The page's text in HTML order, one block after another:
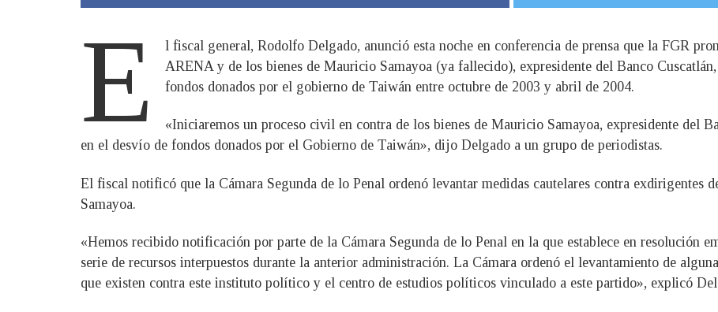
E
l fiscal general, Rodolfo Delgado, anunció esta noche en conferencia de prensa que la FGR
ARENA y de los bienes de Mauricio Samayoa (ya fallecido), expresidente del Banco
fondos donados por el gobierno de Taiwán entre octubre de 2003 y abril de 2004.
«Iniciaremos un proceso civil en contra de los bienes de Mauricio Samayoa, expresidente del
en el desvío de fondos donados por el Gobierno de Taiwán», dijo Delgado a un grupo de periodistas.
El fiscal notificó que la Cámara Segunda de lo Penal ordenó levantar medidas cautelares contra exdirigentes
Samayoa.
«Hemos recibido notificación por parte de la Cámara Segunda de lo Penal en la que establece en resolución
serie de recursos interpuestos durante la anterior administración. La Cámara ordenó el levantamiento de
que existen contra este instituto político y el centro de estudios políticos vinculado a este partido», explicó